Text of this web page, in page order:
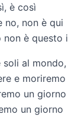
è così
no, non è qui
non è questo
soli al
e
un
un giorno